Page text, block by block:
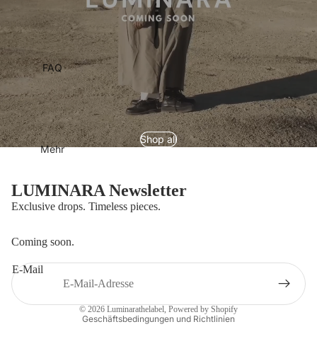
FAQ
Mehr
Shop all
LUMINARA Newsletter
Exclusive drops. Timeless pieces.
Coming soon.
E-Mail
© 2026 Luminarathelabel, Powered by Shopify
Geschäftsbedingungen und Richtlinien
Datenschutzerklärung
Versand